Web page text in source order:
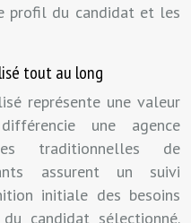
profil du candidat et les
tout au long
représente une valeur
une agence
traditionnelles de
assurent un suivi
initiale des besoins
du candidat sélectionné.